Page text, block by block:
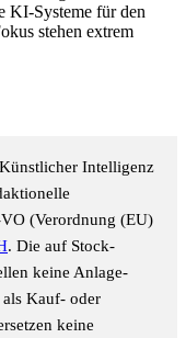
KI-Systeme für den
stehen extrem
Intelligenz
(Verordnung (EU)
. Die auf Stock-
keine Anlage-
Kauf- oder
keine